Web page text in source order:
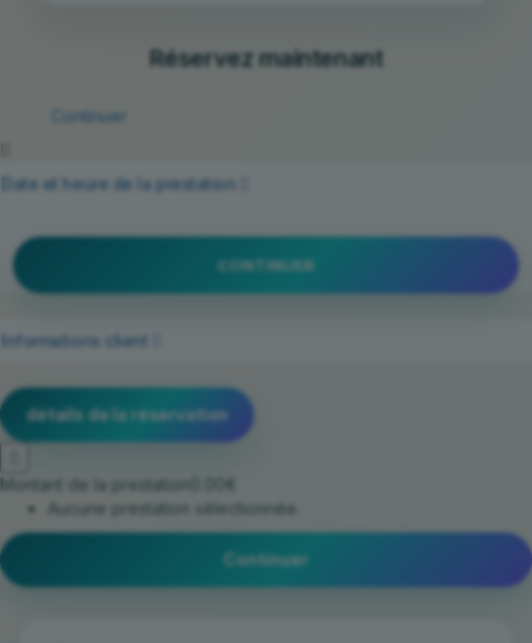
Réservez maintenant
Continuer
Date et heure de la prestation
CONTINUER
Informations client
détails de la réservation
Montant de la prestation
0.00€
Aucune prestation sélectionnée.
Continuer